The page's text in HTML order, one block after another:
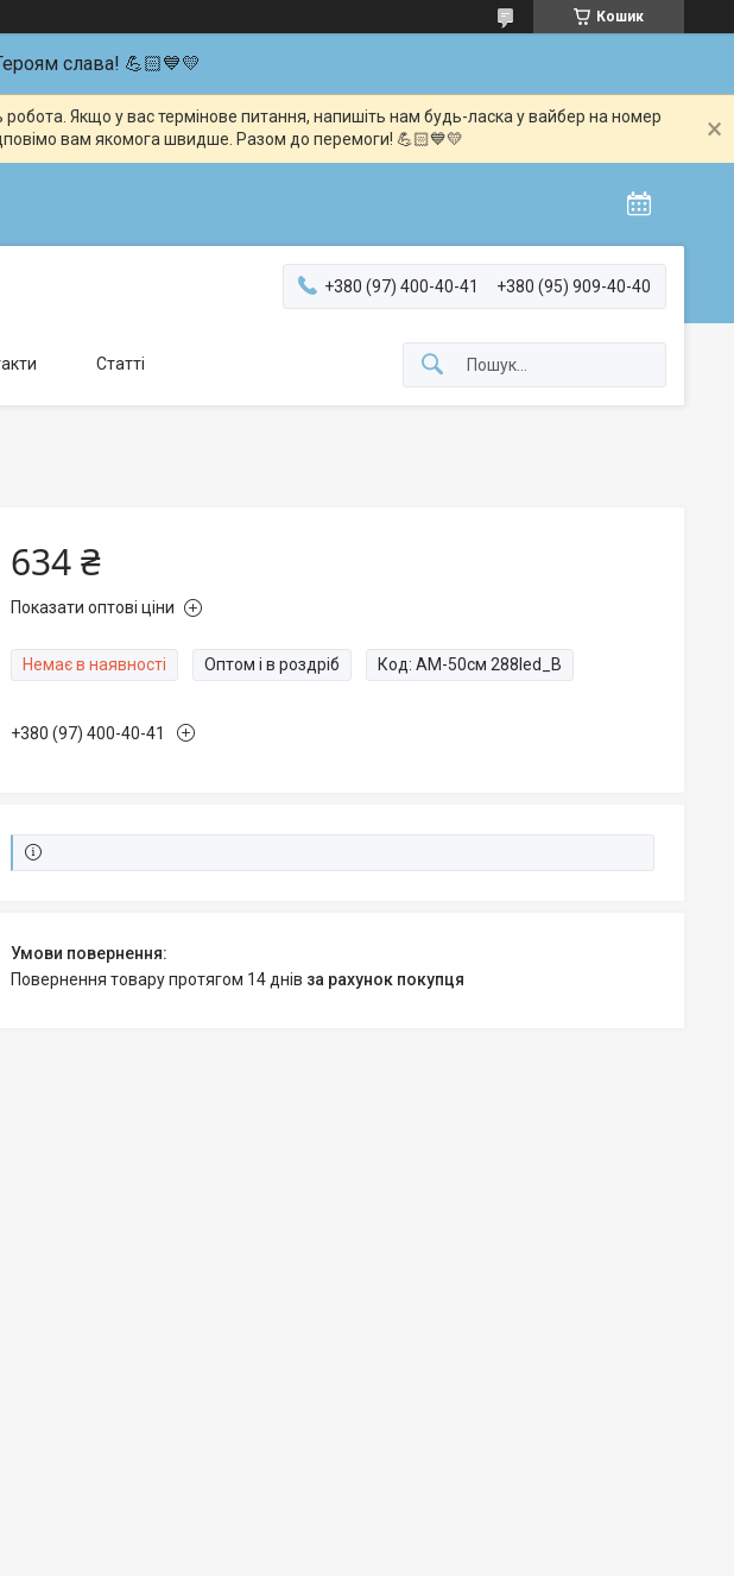
Кошик
слава! 💪🏻💙💛
Якщо у вас термінове питання, напишіть нам будь-ласка у вайбер на номер
вам якомога швидше. Разом до перемоги! 💪🏻💙💛
+380 (97) 400-40-41 +380 (95) 909-40-40
Статті
634 ₴
Показати оптові ціни
Немає в наявності Оптом і в роздріб Код: АМ-50см 288led_B
+380 (97) 400-40-41
повернення товару протягом 14 днів за рахунок покупця